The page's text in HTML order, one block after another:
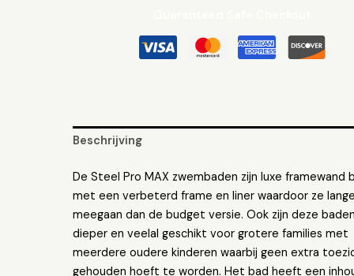
Beschrijving
De Steel Pro MAX zwembaden zijn luxe framewand
met een verbeterd frame en liner waardoor ze
meegaan dan de budget versie. Ook zijn deze
dieper en veelal geschikt voor grotere families met
meerdere oudere kinderen waarbij geen extra
gehouden hoeft te worden. Het bad heeft een